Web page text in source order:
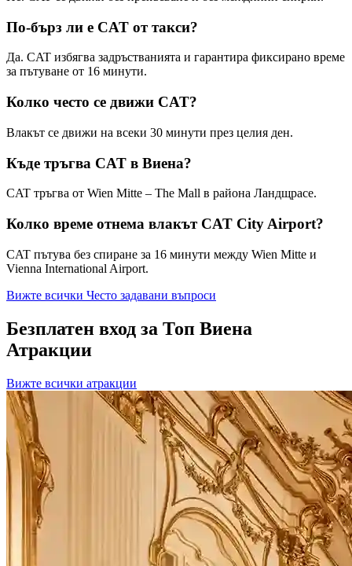
По-бърз ли е CAT от такси?
Да. CAT избягва задръстванията и гарантира фиксирано време
за пътуване от 16 минути.
Колко често се движи CAT?
Влакът се движи на всеки 30 минути през целия ден.
Къде тръгва CAT в Виена?
CAT тръгва от Wien Mitte – The Mall в района Ландщрасе.
Колко време отнема влакът CAT City Airport?
CAT пътува без спиране за 16 минути между Wien Mitte и
Vienna International Airport.
Вижте всички Често задавани въпроси
Безплатен вход за Топ Виена
Атракции
Вижте всички атракции